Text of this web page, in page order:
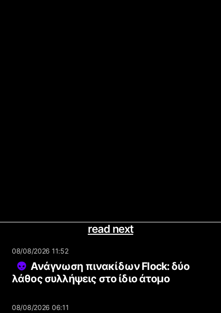
read next
08/08/2026 11:52
Ανάγνωση πινακίδων Flock: δύο
λάθος συλλήψεις στο ίδιο άτομο
08/08/2026 06:11